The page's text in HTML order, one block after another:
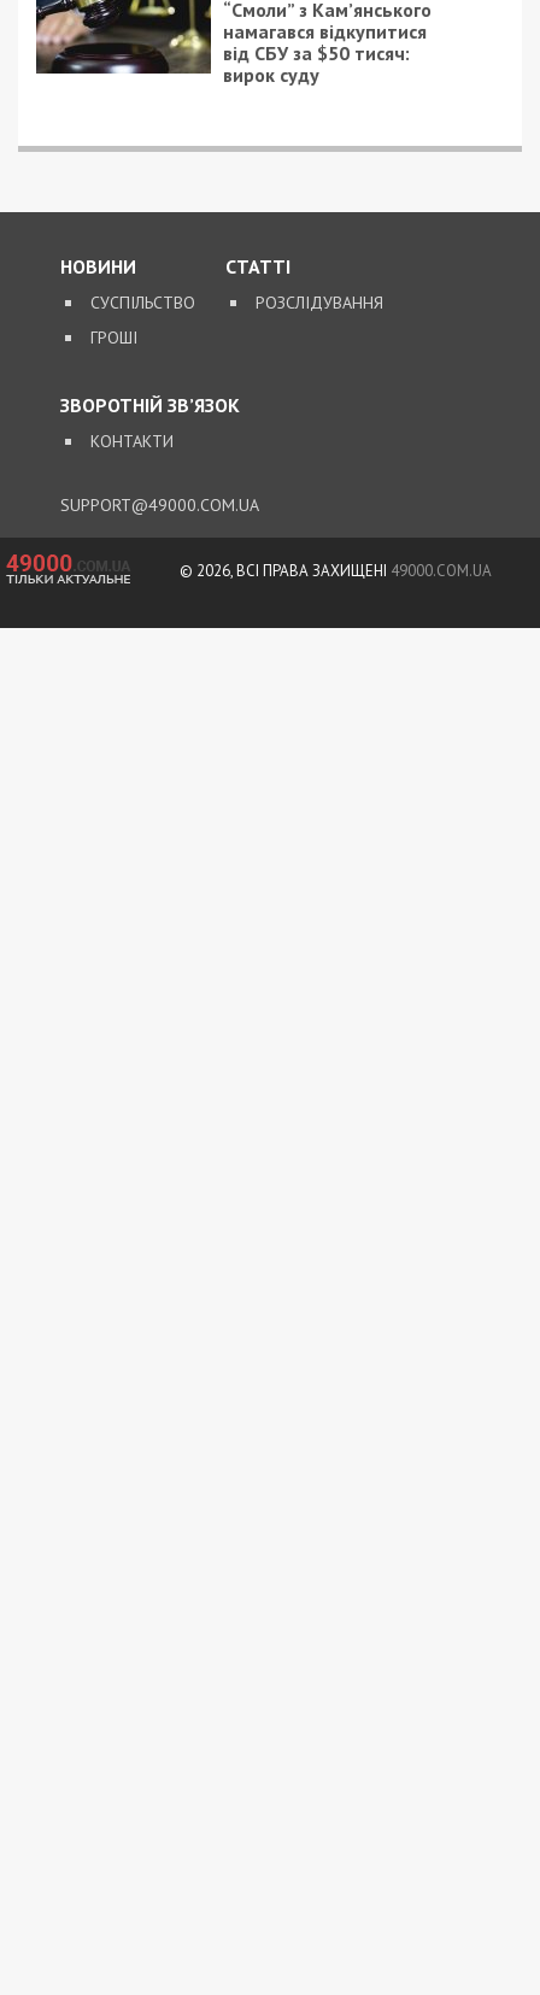
“Смоли” з Кам’янського
намагався відкупитися
від СБУ за $50 тисяч:
вирок суду
НОВИНИ
СУСПІЛЬСТВО
ГРОШІ
СТАТТІ
РОЗСЛІДУВАННЯ
ЗВОРОТНІЙ ЗВ’ЯЗОК
КОНТАКТИ
SUPPORT@49000.COM.UA
© 2026, ВСІ ПРАВА ЗАХИЩЕНІ 49000.COM.UA